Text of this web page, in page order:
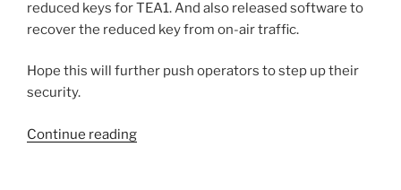
reduced keys for TEA1. And also released software to
recover the reduced key from on-air traffic.
Hope this will further push operators to step up their
security.
Continue reading“Listening